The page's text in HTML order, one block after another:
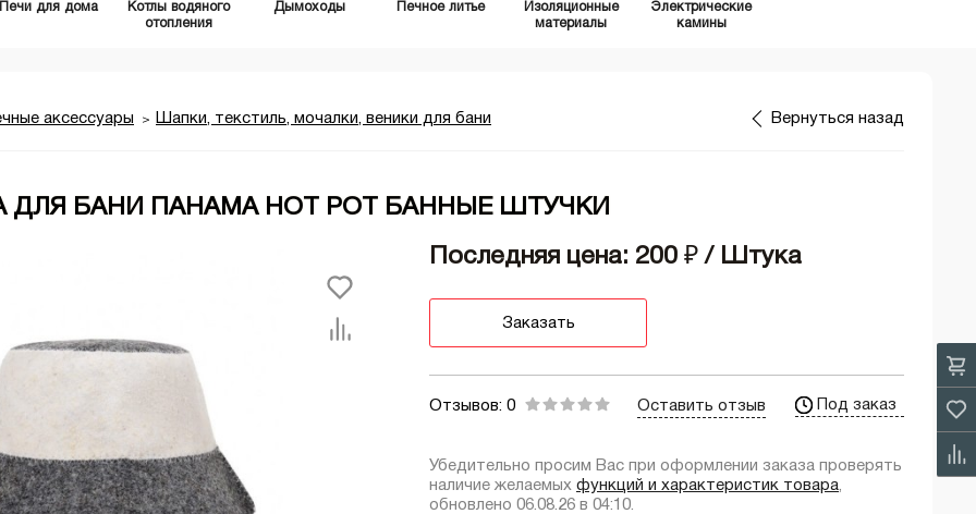
Печи для дома
Котлы водяного
отопления
Дымоходы Печное литье
Изоляционные
материалы
Электрические
камины
Вернуться назад
аксессуары Шапки, текстиль, мочалки, веники для бани
ДЛЯ БАНИ ПАНАМА HOT POT БАННЫЕ ШТУЧКИ
Последняя цена: 200 ₽ / Штука
Заказать
Отзывов: 0 Оставить отзыв Под заказ
Убедительно просим Вас при оформлении заказа проверять
наличие желаемых функций и характеристик товара,
обновлено 06.08.26 в 04:10.